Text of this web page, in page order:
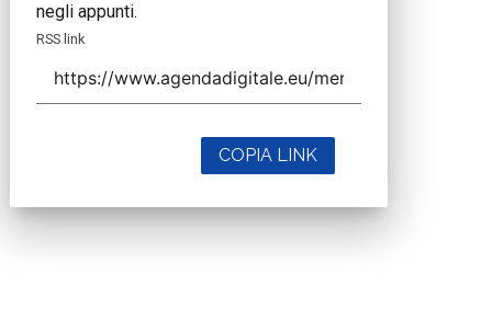
negli appunti.
RSS link
COPIA LINK